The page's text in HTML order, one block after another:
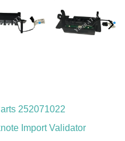
252071022
Import Validator